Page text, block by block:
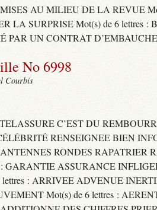
AU MILIEU DE LA REVUE
LA SURPRISE Mot(s) de 6 lettres :
PAR UN CONTRAT
No 6998
Courbis
C’EST DU
RENSEIGNEE BIEN
RONDES RAPATRIER
: GARANTIE ASSURANCE
lettres : ARRIVEE ADVENUE
Mot(s) de 6 lettres :